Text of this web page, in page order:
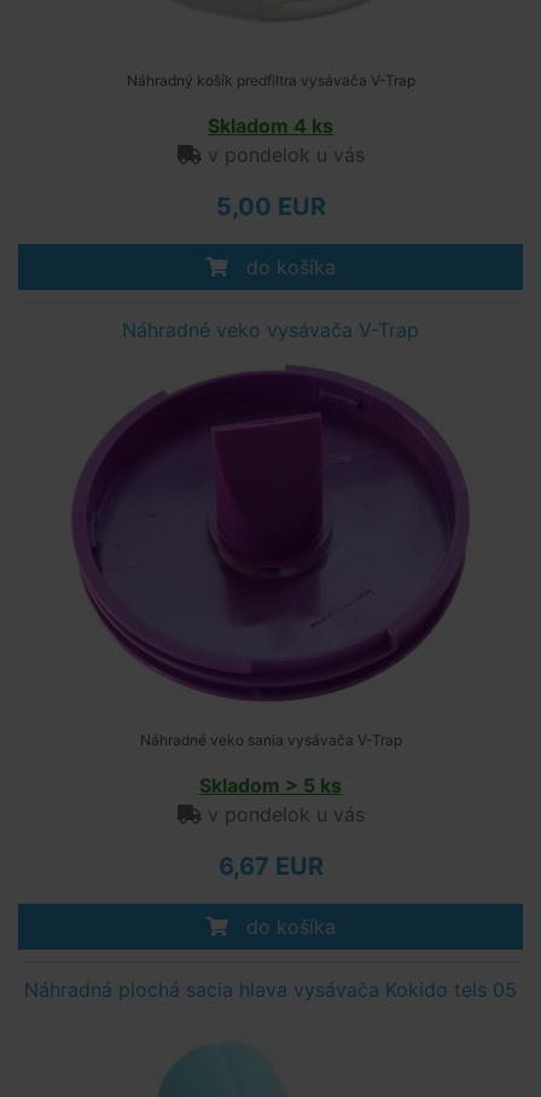
Náhradný košík predfiltra vysávača V-Trap
Skladom 4 ks
v pondelok u vás
5,00 EUR
do košíka
Náhradné veko vysávača V-Trap
Náhradné veko sania vysávača V-Trap
Skladom > 5 ks
v pondelok u vás
6,67 EUR
do košíka
Náhradná plochá sacia hlava vysávača Kokido tels 05